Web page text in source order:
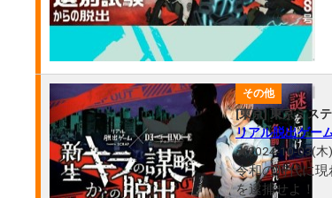
その他
[東京] 東京ミス
リアル脱出ゲー
★2024-10-03(木
令和の時代に
を逮捕せよ！